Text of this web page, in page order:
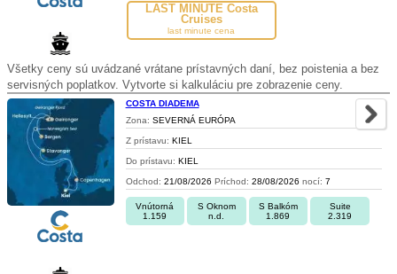
LAST MINUTE Costa
Cruises
last minute cena
Všetky ceny sú uvádzané vrátane prístavných daní, bez poistenia a bez
servisných poplatkov. Vytvorte si kalkuláciu pre zobrazenie ceny.
COSTA DIADEMA
Zona: SEVERNÁ EURÓPA
Z prístavu: KIEL
Do prístavu: KIEL
Odchod: 21/08/2026 Príchod: 28/08/2026 nocí: 7
Vnútorná
1.159
S Oknom
n.d.
S Balkóm
1.869
Suite
2.319